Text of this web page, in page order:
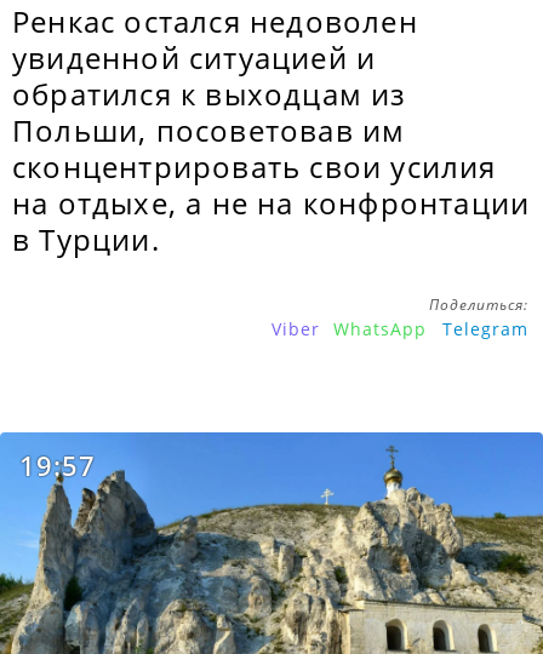
Ренкас остался недоволен
увиденной ситуацией и
обратился к выходцам из
Польши, посоветовав им
сконцентрировать свои усилия
на отдыхе, а не на конфронтации
в Турции.
Поделиться:
Viber WhatsApp Telegram
19:57